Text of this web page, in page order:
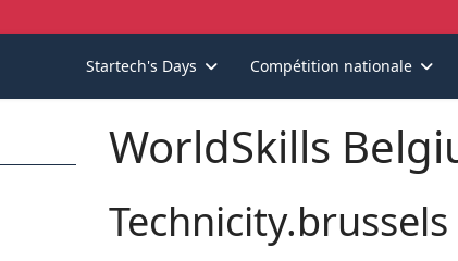
Startech's Days Compétition nationale
WorldSkills
Technicity.brussels